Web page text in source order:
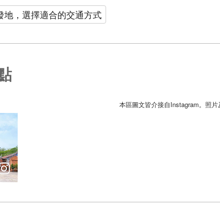
地，選擇適合的交通方式
本區圖文皆介接自Instagram。照